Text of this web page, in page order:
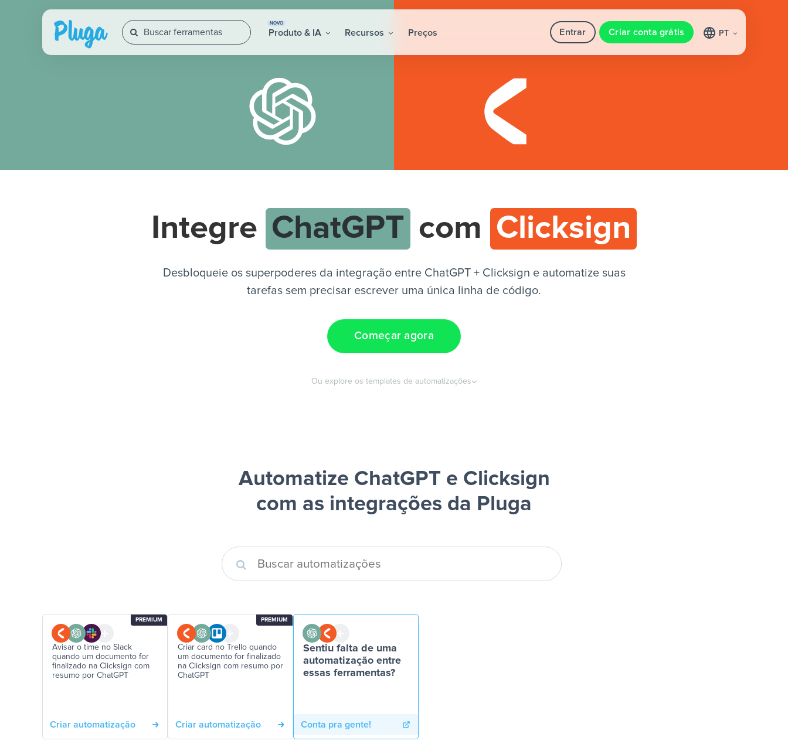
NOVO
Produto & IA Recursos Preços Entrar Criar conta grátis PT
Integre ChatGPT com Clicksign
Desbloqueie os superpoderes da integração entre ChatGPT + Clicksign e automatize suas
tarefas sem precisar escrever uma única linha de código.
Começar agora
Ou explore os templates de automatizações
Automatize ChatGPT e Clicksign
com as integrações da Pluga
PREMIUM
Avisar o time no Slack
quando um documento for
finalizado na Clicksign com
resumo por ChatGPT
Criar automatização
PREMIUM
Criar card no Trello quando
um documento for finalizado
na Clicksign com resumo por
ChatGPT
Criar automatização
Sentiu falta de uma
automatização entre
essas ferramentas?
Conta pra gente!